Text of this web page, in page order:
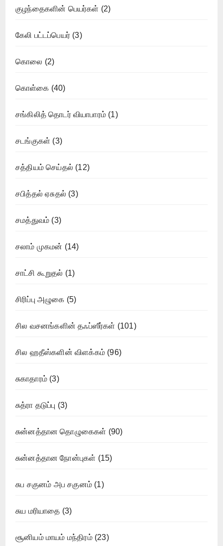
குழந்தைகளின் பெயர்கள் (2)
கேலி பட்டப்பெயர் (3)
கொலை (2)
கொள்கை (40)
சங்கிலித் தொடர் வியாபாரம் (1)
சடங்குகள் (3)
சத்தியம் செய்தல் (12)
சபித்தல் ஏசுதல் (3)
சமத்துவம் (3)
சலாம் முகமன் (14)
சாட்சி கூறுதல் (1)
சிரிப்பு அழுகை (5)
சில வசனங்களின் தஃப்ஸீர்கள் (101)
சில ஹதீஸ்களின் விளக்கம் (96)
சுகாதாரம் (3)
சுத்ரா தடுப்பு (3)
சுன்னத்தான தொழுகைகள் (90)
சுன்னத்தான நோன்புகள் (15)
சுப சகுனம் அப சகுனம் (1)
சுய மரியாதை (3)
சூனியம் மாயம் மந்திரம்(23)